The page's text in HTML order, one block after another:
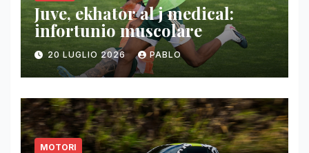
Juve, ekhator al j medical:
infortunio muscolare
20 LUGLIO 2026 PABLO
MOTORI